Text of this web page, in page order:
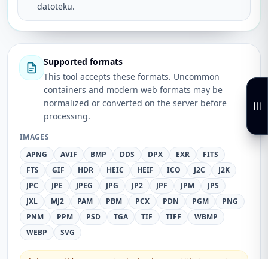
datoteku.
Supported formats
This tool accepts these formats. Uncommon
containers and modern web formats may be
normalized or converted on the server before
processing.
IMAGES
APNG
AVIF BMP DDS DPX EXR
FITS
FTS
GIF HDR HEIC HEIF ICO J2C
J2K
JPC
JPE JPEG JPG JP2 JPF JPM
JPS
JXL
MJ2 PAM PBM PCX PDN PGM
PNG
PNM
PPM PSD TGA TIF TIFF
WBMP
WEBP
SVG